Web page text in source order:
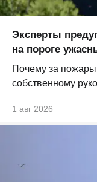
Эксперты
на пороге
Почему за пожары
собственному
1 авг 2026